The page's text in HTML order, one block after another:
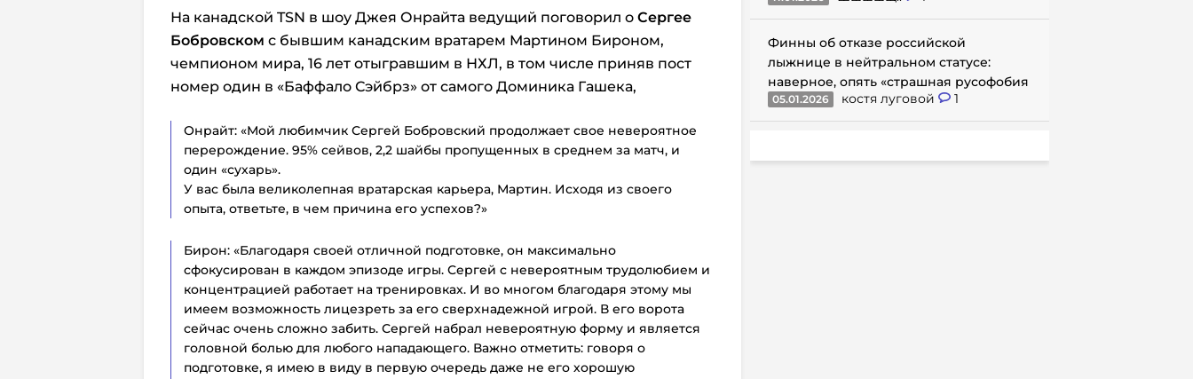
На канадской TSN в шоу Джея Онрайта ведущий поговорил о Сергее
Бобровском с бывшим канадским вратарем Мартином Бироном,
чемпионом мира, 16 лет отыгравшим в НХЛ, в том числе приняв пост
номер один в «Баффало Сэйбрз» от самого Доминика Гашека,
Онрайт: «Мой любимчик Сергей Бобровский продолжает свое невероятное
перерождение. 95% сейвов, 2,2 шайбы пропущенных в среднем за матч, и
один «сухарь».
У вас была великолепная вратарская карьера, Мартин. Исходя из своего
опыта, ответьте, в чем причина его успехов?»
Бирон: «Благодаря своей отличной подготовке, он максимально
сфокусирован в каждом эпизоде игры. Сергей с невероятным трудолюбием и
концентрацией работает на тренировках. И во многом благодаря этому мы
имеем возможность лицезреть за его сверхнадежной игрой. В его ворота
сейчас очень сложно забить. Сергей набрал невероятную форму и является
головной болью для любого нападающего. Важно отметить: говоря о
подготовке, я имею в виду в первую очередь даже не его хорошую
Финны об отказе российской
лыжнице в нейтральном статусе:
наверное, опять «страшная русофобия
05.01.2026 костя луговой 1